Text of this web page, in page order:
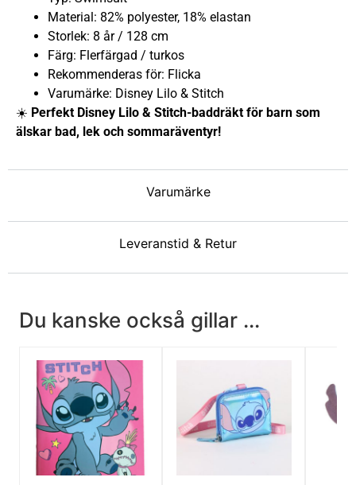
Varumärke
Leveranstid & Retur
Material: 82% polyester, 18% elastan
Storlek: 8 år / 128 cm
Färg: Flerfärgad / turkos
Rekommenderas för: Flicka
Varumärke: Disney Lilo & Stitch
☀️ Perfekt Disney Lilo & Stitch-baddräkt för barn som
älskar bad, lek och sommaräventyr!
Du kanske också gillar ...